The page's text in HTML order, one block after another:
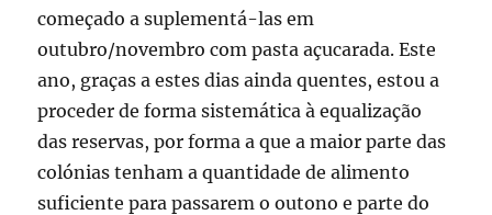
começado a suplementá-las em
outubro/novembro com pasta açucarada. Este
ano, graças a estes dias ainda quentes, estou a
proceder de forma sistemática à equalização
das reservas, por forma a que a maior parte das
colónias tenham a quantidade de alimento
suficiente para passarem o outono e parte do